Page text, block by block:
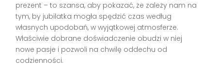
prezent – to szansa, aby pokazać, że zależy nam na
tym, by jubilatka mogła spędzić czas według
własnych upodobań, w wyjątkowej atmosferze.
Właściwie dobrane doświadczenie obudzi w niej
nowe pasje i pozwoli na chwilę oddechu od
codzienności.